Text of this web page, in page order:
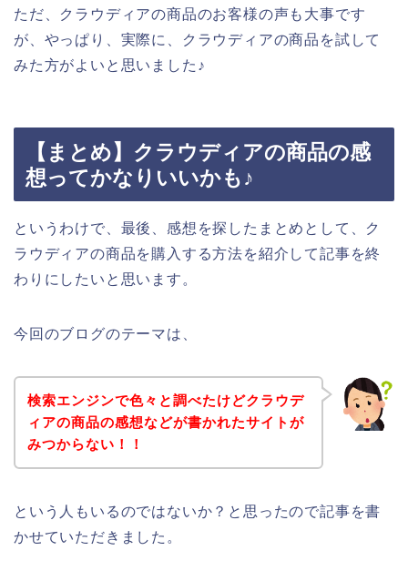
ただ、クラウディアの商品のお客様の声も大事です
が、やっぱり、実際に、クラウディアの商品を試して
みた方がよいと思いました♪
【まとめ】クラウディアの商品の感
想ってかなりいいかも♪
というわけで、最後、感想を探したまとめとして、ク
ラウディアの商品を購入する方法を紹介して記事を終
わりにしたいと思います。
今回のブログのテーマは、
検索エンジンで色々と調べたけどクラウデ
ィアの商品の感想などが書かれたサイトが
みつからない！！
という人もいるのではないか？と思ったので記事を書
かせていただきました。